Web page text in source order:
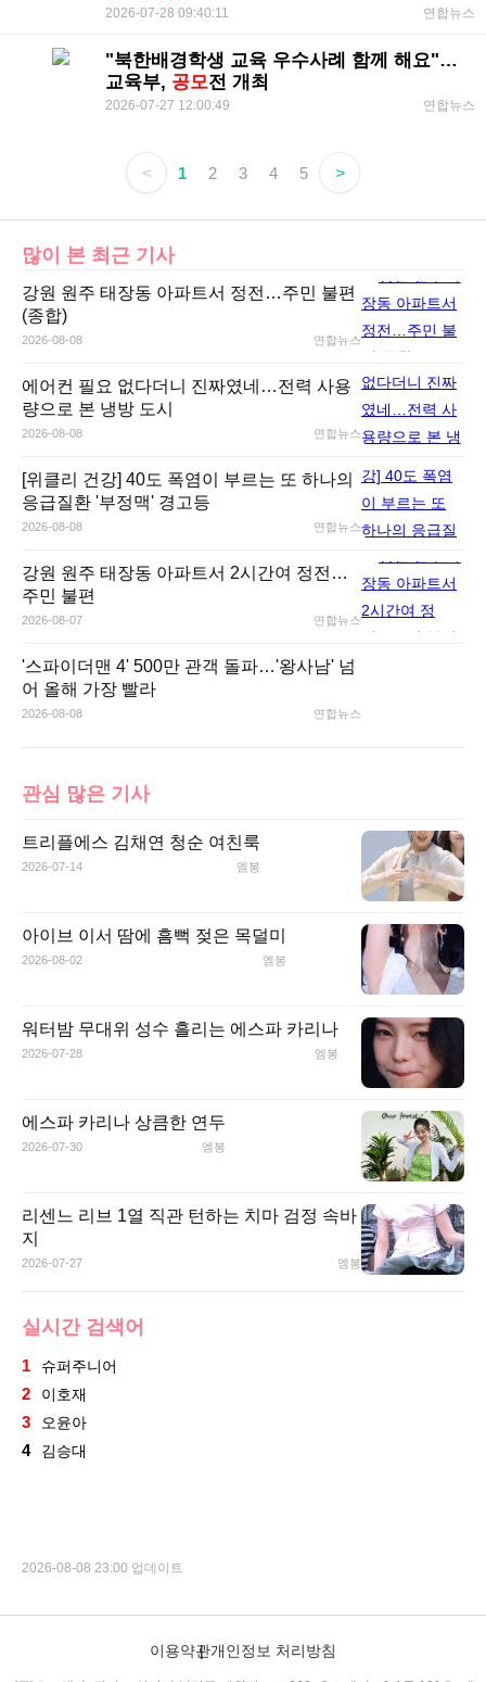
2026-07-28 09:40:11 연합뉴스
"북한배경학생 교육 우수사례 함께 해요"…
교육부, 공모전 개최
2026-07-27 12:00:49 연합뉴스
< 1 2 3 4 5 >
많이 본 최근 기사
강원 원주 태장동 아파트서 정전…주민 불편
(종합)
2026-08-08 연합뉴스
에어컨 필요 없다더니 진짜였네…전력 사용
량으로 본 냉방 도시
2026-08-08 연합뉴스
[위클리 건강] 40도 폭염이 부르는 또 하나의
응급질환 '부정맥' 경고등
2026-08-08 연합뉴스
강원 원주 태장동 아파트서 2시간여 정전…
주민 불편
2026-08-07 연합뉴스
'스파이더맨 4' 500만 관객 돌파…'왕사남' 넘
어 올해 가장 빨라
2026-08-08 연합뉴스
관심 많은 기사
트리플에스 김채연 청순 여친룩
2026-07-14 엠봉
아이브 이서 땀에 흠뻑 젖은 목덜미
2026-08-02 엠봉
워터밤 무대위 성수 흘리는 에스파 카리나
2026-07-28 엠봉
에스파 카리나 상큼한 연두
2026-07-30 엠봉
리센느 리브 1열 직관 턴하는 치마 검정 속바
지
2026-07-27 엠봉
실시간 검색어
1 슈퍼주니어
2 이호재
3 오윤아
4 김승대
2026-08-08 23:00 업데이트
이용약관개인정보 처리방침